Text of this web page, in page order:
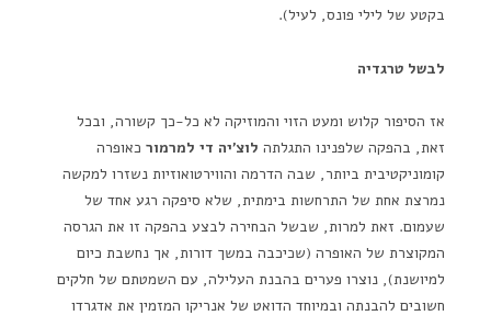
בקטע של לילי פונס, לעיל).
לבשל טרגדיה
אז הסיפור קלוש ומעט הזוי והמוזיקה לא כל-כך קשורה, ובכל
זאת, בהפקה שלפנינו התגלתה לוצ'יה די למרמור כאופרה
קומוניקטיבית ביותר, שבה הדרמה והווירטואוזיות נשזרו למקשה
נמרצת אחת של התרחשות בימתית, שלא סיפקה רגע אחד של
שעמום. זאת למרות, שבשל הבחירה לבצע בהפקה זו את הגרסה
המקוצרת של האופרה (שכיכבה במשך דורות, אך נחשבת כיום
למיושנת), נוצרו פערים בהבנת העלילה, עם השמטתם של חלקים
חשובים להבנתה ובמיוחד הדואט של אנריקו המזמין את אדגרדו